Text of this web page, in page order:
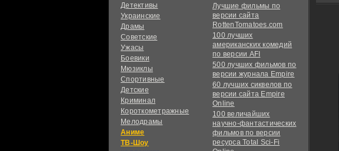
Детективы
Украинские
Драмы
Советские
Ужасы
Боевики
Мюзиклы
Спортивные
Детские
Криминал
Короткометражные
Мелодрамы
Аниме
ТВ-Шоу
Лучшие фильмы по
версии сайта
RottenTomatoes.com
100 лучших
американских комедий
по версии AFI
500 лучших фильмов по
версии журнала Empire
60 лучших сиквелов по
версии сайта Empire
Online
100 величайших
научно-фантастических
фильмов по версии
ресурса Total Sci-Fi